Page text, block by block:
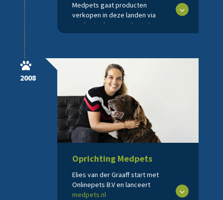
Medpets gaat producten
verkopen in deze landen via
medpets.de
medpets.be
2008
Oprichting Medpets
Elies van der Graaff start met
Onlinepets B.V en lanceert
medpets.nl